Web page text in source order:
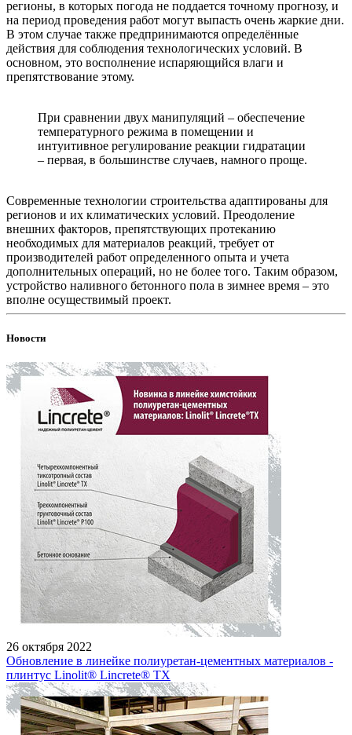
регионы, в которых погода не поддается точному прогнозу, и
на период проведения работ могут выпасть очень жаркие дни.
В этом случае также предпринимаются определённые
действия для соблюдения технологических условий. В
основном, это восполнение испаряющийся влаги и
препятствование этому.
При сравнении двух манипуляций – обеспечение
температурного режима в помещении и
интуитивное регулирование реакции гидратации
– первая, в большинстве случаев, намного проще.
Современные технологии строительства адаптированы для
регионов и их климатических условий. Преодоление
внешних факторов, препятствующих протеканию
необходимых для материалов реакций, требует от
производителей работ определенного опыта и учета
дополнительных операций, но не более того. Таким образом,
устройство наливного бетонного пола в зимнее время – это
вполне осуществимый проект.
Новости
26 октября 2022
Обновление в линейке полиуретан-цементных материалов -
плинтус Linolit® Lincrete® ТХ